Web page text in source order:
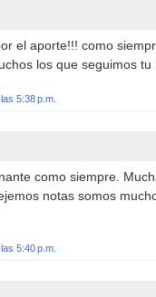
el aporte!!! como
los que seguimos tu
5:38 p.m.
como siempre.
notas somos
5:40 p.m.